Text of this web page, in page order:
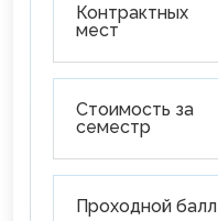
Контрактных
мест
Стоимость за
семестр
Проходной балл